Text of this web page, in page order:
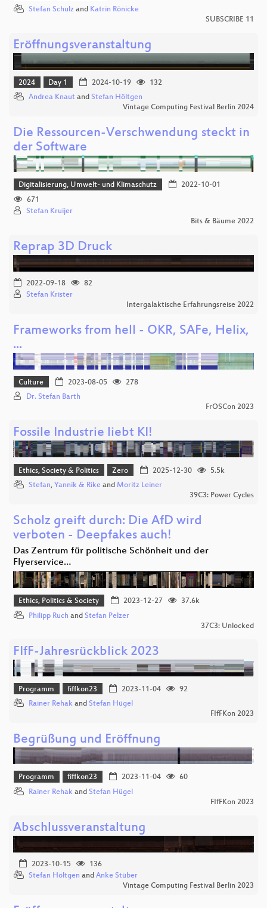
Stefan Schulz and Katrin Rönicke
SUBSCRIBE 11
Eröffnungsveranstaltung
2024 Day 1 2024-10-19
132
Andrea Knaut and Stefan Höltgen
Vintage Computing Festival Berlin 2024
Die Ressourcen-Verschwendung steckt in
der Software
Digitalisierung, Umwelt- und Klimaschutz
2022-10-01
671
Stefan Kruijer
Bits & Bäume 2022
Reprap 3D Druck
2022-09-18
82
Stefan Krister
Intergalaktische Erfahrungsreise 2022
Frameworks from hell - OKR, SAFe, Helix,
...
Culture 2023-08-05
278
Dr. Stefan Barth
FrOSCon 2023
Fossile Industrie liebt KI!
Ethics, Society & Politics Zero 2025-12-30
5.5k
Stefan, Yannik & Rike and Moritz Leiner
39C3: Power Cycles
Scholz greift durch: Die AfD wird
verboten - Deepfakes auch!
Das Zentrum für politische Schönheit und der
Flyerservice…
Ethics, Politics & Society 2023-12-27
37.6k
Philipp Ruch and Stefan Pelzer
37C3: Unlocked
FIfF-Jahresrückblick 2023
Programm fiffkon23 2023-11-04
92
Rainer Rehak and Stefan Hügel
FIfFKon 2023
Begrüßung und Eröffnung
Programm fiffkon23 2023-11-04
60
Rainer Rehak and Stefan Hügel
FIfFKon 2023
Abschlussveranstaltung
2023-10-15
136
Stefan Höltgen and Anke Stüber
Vintage Computing Festival Berlin 2023